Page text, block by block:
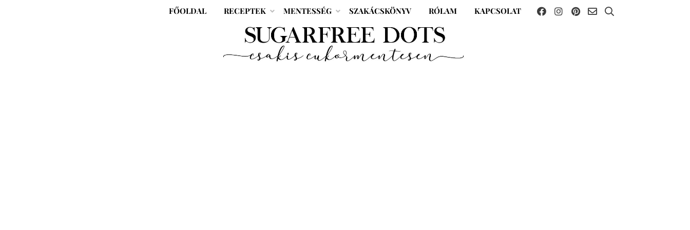
FŐOLDAL RECEPTEK MENTESSÉG SZAKÁCSKÖNYV RÓLAM KAPCSOLAT